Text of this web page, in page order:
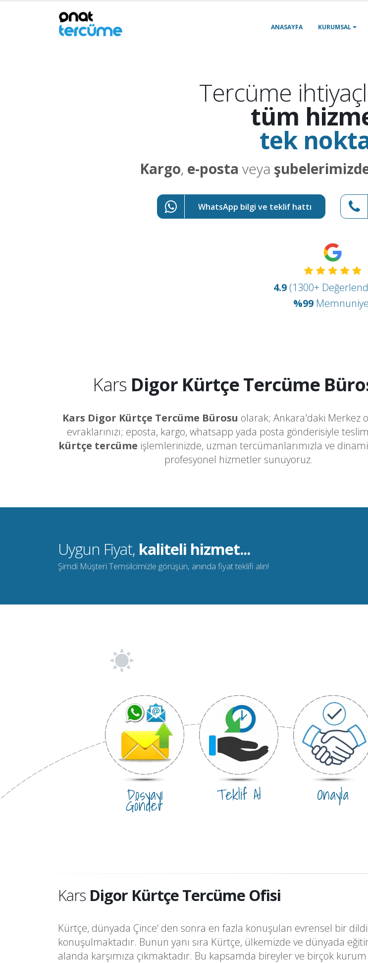
ANASAYFA KURUMSAL
Tercüme
tüm
tek
Kargo, e-posta veya
WhatsApp bilgi ve teklif hattı
4.9 (1300+
%99
Kars Digor Kürtçe Tercüme
Kars Digor Kürtçe Tercüme Bürosu olarak; Ankara'daki Merkez
evraklarınızı; eposta, kargo, whatsapp yada posta gönderisiyle
kürtçe tercüme işlemlerinizde, uzman tercümanlarımızla ve
profesyonel hizmetler sunuyoruz.
Uygun Fiyat, kaliteli hizmet...
Şimdi Müşteri Temsilcimizle görüşün, anında fiyat teklifi alın!
Dosyayı
Gönder Teklif Al Onayla
Kars Digor Kürtçe Tercüme Ofisi
Kürtçe, dünyada Çince‘ den sonra en fazla konuşulan evrensel bir
konuşulmaktadır. Bunun yanı sıra Kürtçe, ülkemizde ve dünyada
alanda karşımıza çıkmaktadır. Bu kapsamda bireyler ve birçok